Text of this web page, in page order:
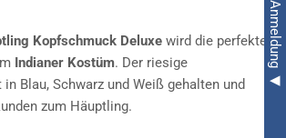
Kopfschmuck Deluxe wird die perfekte
Indianer Kostüm. Der riesige
in Blau, Schwarz und Weiß gehalten und
zum Häuptling.